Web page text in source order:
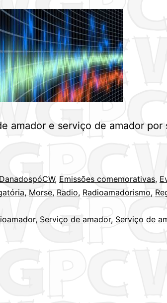
amador e serviço de amador por
DanadospóCW, Emissões comemorativas,
, Morse, Radio, Radioamadorismo,
, Serviço de amador, Serviço de